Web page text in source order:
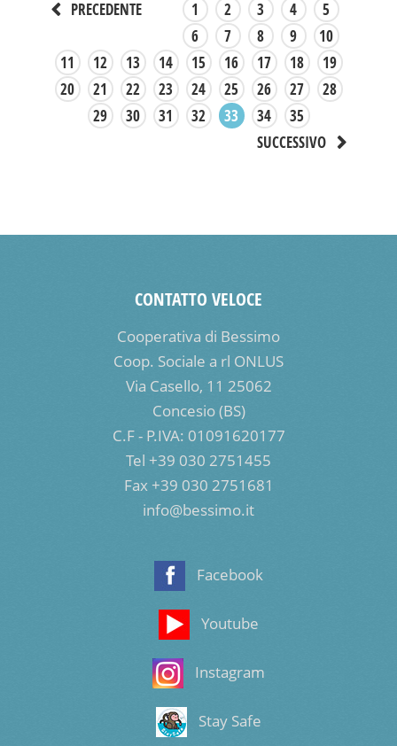
PRECEDENTE 1 2 3 4
5
6
7 8 9
10
11
12 13 14 15 16 17 18
19
20
21 22 23 24 25 26 27
28
29
30 31 32 33 34
35
SUCCESSIVO
CONTATTO VELOCE
Cooperativa di Bessimo
Coop. Sociale a rl ONLUS
Via Casello, 11 25062
Concesio (BS)
C.F - P.IVA: 01091620177
Tel +39 030 2751455
Fax +39 030 2751681
info@bessimo.it
Facebook
Youtube
Instagram
Stay Safe